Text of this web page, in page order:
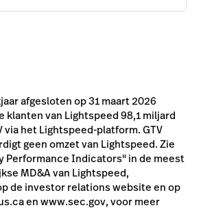
afgesloten op 31 maart 2026
klanten van Lightspeed 98,1 miljard
via het Lightspeed-platform. GTV
geen omzet van Lightspeed. Zie
Performance Indicators" in de meest
MD&A van Lightspeed,
de investor relations website en op
en www.sec.gov, voor meer